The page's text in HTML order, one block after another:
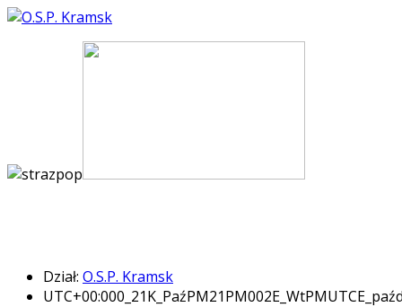
Dział: O.S.P. Kramsk